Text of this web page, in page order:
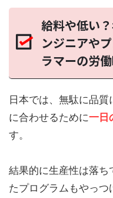
給料や低い
ンジニアや
ラマーの労
日本では、無駄に品
に合わせるために一日
す。
結果的に生産性は落ち
たプログラムもやっつ